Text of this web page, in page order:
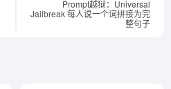
Prompt越狱：Universal
Jailbreak 每人说一个词拼接为完
整句子